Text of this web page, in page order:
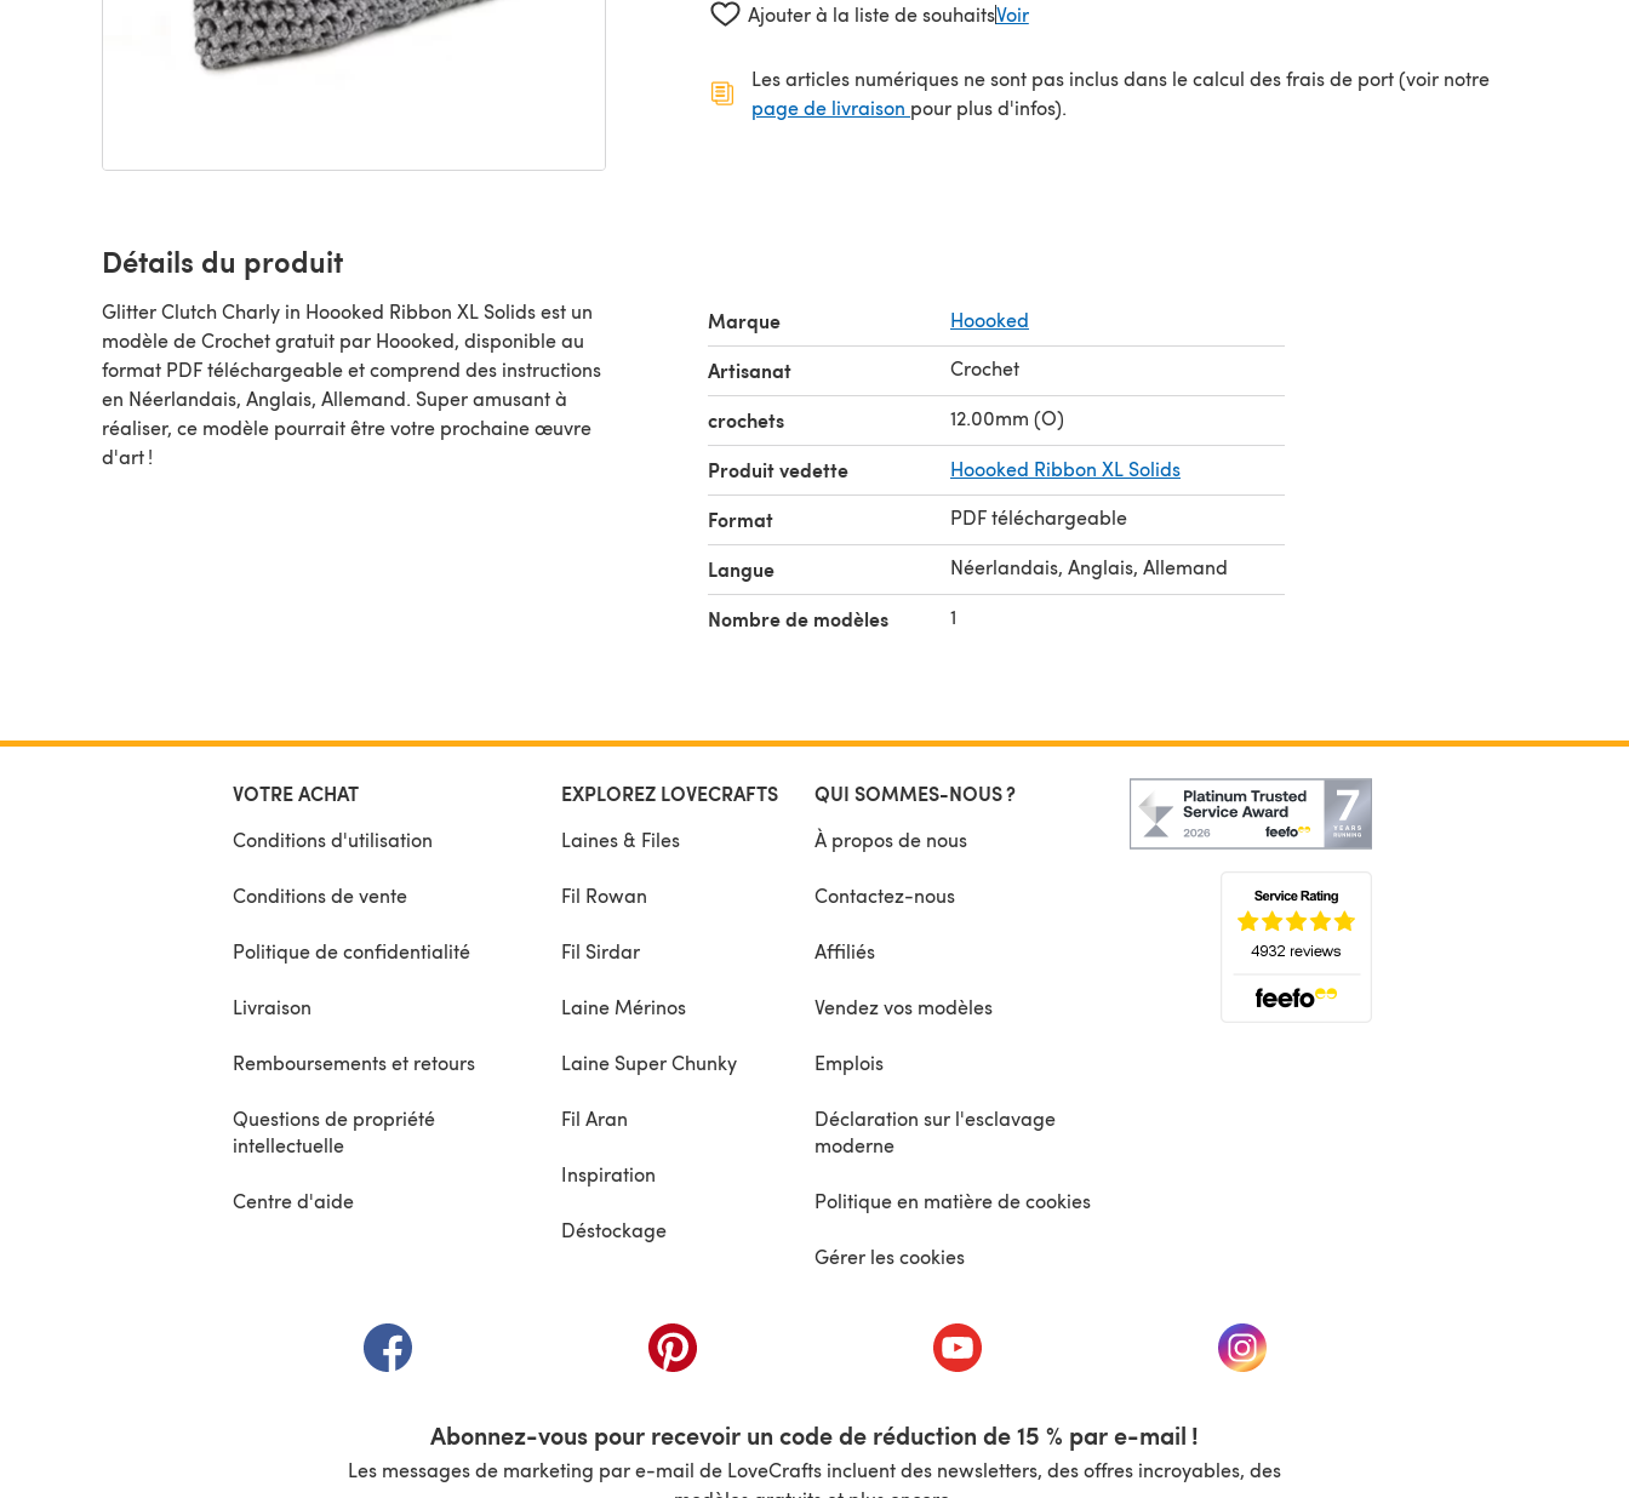
Ajouter à la liste de souhaitsVoir
Les articles numériques ne sont pas inclus dans le calcul des frais de port (voir notre
page de livraison (s'ouvre dans un nouvel onglet)
pour plus d'infos).
Détails du produit
Glitter Clutch Charly in Hoooked Ribbon XL Solids est un
modèle de Crochet gratuit par Hoooked, disponible au
format PDF téléchargeable et comprend des instructions
en Néerlandais, Anglais, Allemand. Super amusant à
réaliser, ce modèle pourrait être votre prochaine œuvre
d'art !
Marque Hoooked
Artisanat Crochet
crochets 12.00mm (O)
Produit vedette Hoooked Ribbon XL Solids
Format PDF téléchargeable
Langue Néerlandais, Anglais, Allemand
Nombre de modèles 1
VOTRE ACHAT
Conditions d'utilisation
Conditions de vente
Politique de confidentialité
Livraison
Remboursements et retours
Questions de propriété
intellectuelle
Centre d'aide
EXPLOREZ LOVECRAFTS
Laines & Files
Fil Rowan
Fil Sirdar
Laine Mérinos
Laine Super Chunky
Fil Aran
Inspiration
Déstockage
QUI SOMMES-NOUS ?
À propos de nous
Contactez-nous
Affiliés
Vendez vos modèles
Emplois
Déclaration sur l'esclavage
moderne
Politique en matière de cookies
Gérer les cookies
(s'ouvre dans un nouvel onglet) (s'ouvre dans un nouvel onglet) (s'ouvre dans un nouvel onglet) (s'ouvre dans un nouvel onglet)
Abonnez-vous pour recevoir un code de réduction de 15 % par e-mail !
Les messages de marketing par e-mail de LoveCrafts incluent des newsletters, des offres incroyables, des